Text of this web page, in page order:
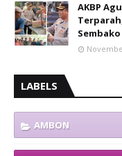
AKBP
LABELS
AMBON